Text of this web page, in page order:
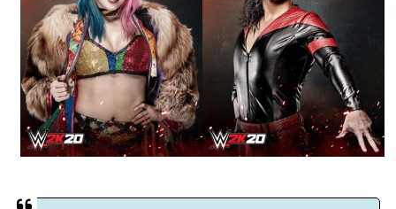
Powered by livedoor 相互RSS